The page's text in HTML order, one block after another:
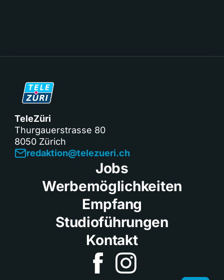
TeleZüri
Thurgauerstrasse 80
8050 Zürich
redaktion@telezueri.ch
Jobs
Werbemöglichkeiten
Empfang
Studioführungen
Kontakt